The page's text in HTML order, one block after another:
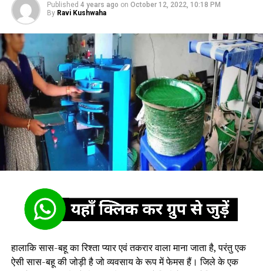
Published 4 years ago on October 12, 2022, 10:18 PM
By Ravi Kushwaha
हालाकि सास-बहू का रिश्ता प्यार एवं तकरार वाला माना जाता है, परंतु एक
ऐसी सास-बहू की जोड़ी है जो व्यवसाय के रूप में फेमस हैं। जिले के एक